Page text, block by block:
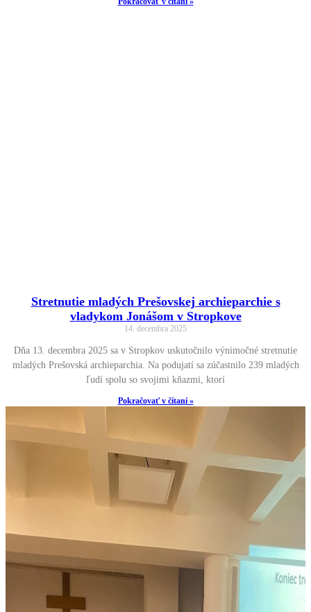
Stretnutie mladých Prešovskej archieparchie s
vladykom Jonášom v Stropkove
14. decembra 2025
Dňa 13. decembra 2025 sa v Stropkov uskutočnilo výnimočné stretnutie
mladých Prešovská archieparchia. Na podujatí sa zúčastnilo 239 mladých
ľudí spolu so svojimi kňazmi, ktorí
Pokračovať v čítaní »